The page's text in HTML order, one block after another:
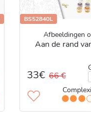
BS52840L
Afbeeldingen
Aan de rand
33€ 66 €